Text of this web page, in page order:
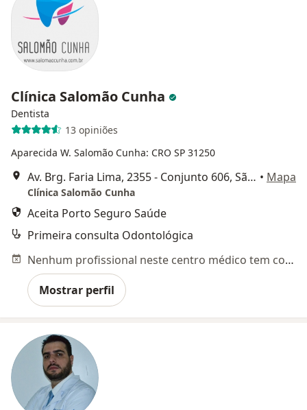
Clínica Salomão Cunha
Dentista
13 opiniões
Aparecida W. Salomão Cunha: CRO SP 31250
Av. Brg. Faria Lima, 2355 - Conjunto 606, São Paulo • Mapa
Clínica Salomão Cunha
Aceita Porto Seguro Saúde
Primeira consulta Odontológica
Nenhum profissional neste centro médico tem consultas disponíveis
Mostrar perfil